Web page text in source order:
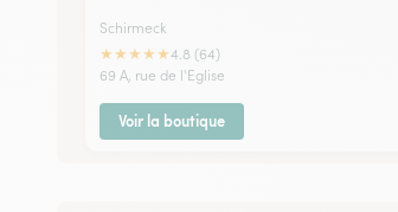
Schirmeck
★★★★★4.8 (64)
69 A, rue de l'Eglise
Voir la boutique